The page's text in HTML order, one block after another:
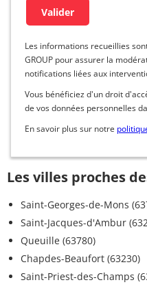
Les informations recueillies
GROUP pour assurer la
notifications liées aux
Vous bénéficiez d'un droit
de vos données personnelles
En savoir plus sur notre
Les villes proches
Saint-Georges-de-Mons
Saint-Jacques-d'Ambur
Queuille (63780)
Chapdes-Beaufort (63230)
Saint-Priest-des-Champs